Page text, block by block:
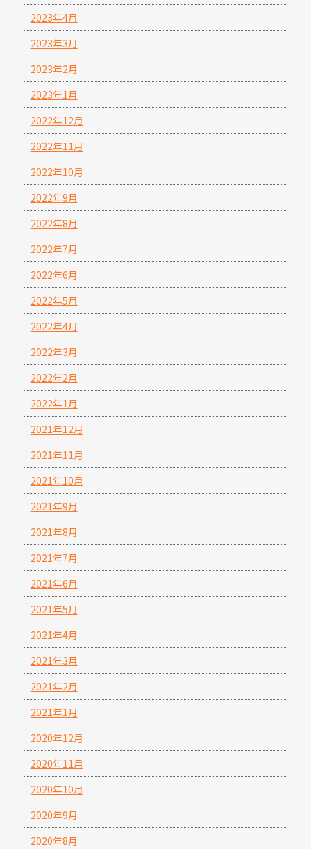
2023年4月
2023年3月
2023年2月
2023年1月
2022年12月
2022年11月
2022年10月
2022年9月
2022年8月
2022年7月
2022年6月
2022年5月
2022年4月
2022年3月
2022年2月
2022年1月
2021年12月
2021年11月
2021年10月
2021年9月
2021年8月
2021年7月
2021年6月
2021年5月
2021年4月
2021年3月
2021年2月
2021年1月
2020年12月
2020年11月
2020年10月
2020年9月
2020年8月